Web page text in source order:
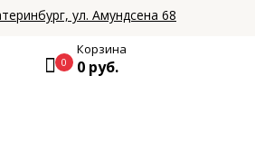
ул. Амундсена 68
0
Корзина
0 руб.